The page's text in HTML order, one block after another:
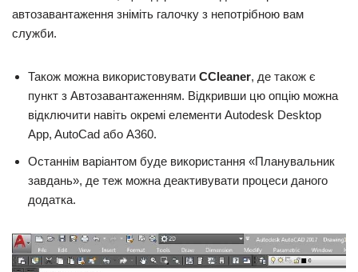
автозавантаження зніміть галочку з непотрібною вам
служби.
Також можна використовувати CCleaner, де також є
пункт з Автозавантаженням. Відкривши цю опцію можна
відключити навіть окремі елементи Autodesk Desktop
App, AutoCad або A360.
Останнім варіантом буде використання «Планувальник
завдань», де теж можна деактивувати процеси даного
додатка.